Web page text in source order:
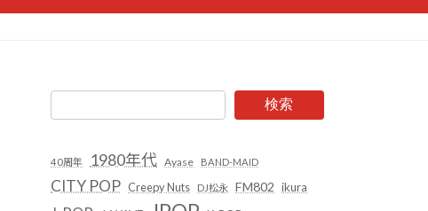
検索
40周年 1980年代 Ayase BAND-MAID
CITY POP Creepy Nuts DJ松永 FM802 ikura